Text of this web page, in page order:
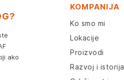
ako
KOMPANIJA
Ko smo mi
Lokacije
Proizvodi
Razvoj i istorija